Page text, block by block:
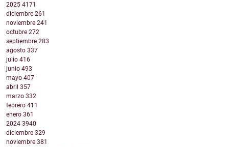
2025 4171
diciembre 261
noviembre 241
octubre 272
septiembre 283
agosto 337
julio 416
junio 493
mayo 407
abril 357
marzo 332
febrero 411
enero 361
2024 3940
diciembre 329
noviembre 381